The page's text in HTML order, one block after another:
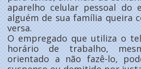
aparelho celular pessoal do
alguém de sua família queira
versa.
O empregado que utiliza o
horário de trabalho,
orientado a não fazê-lo,